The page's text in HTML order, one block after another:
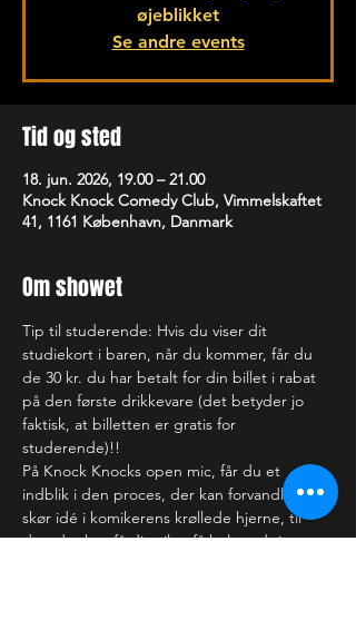
øjeblikket
Se andre events
Tid og sted
18. jun. 2026, 19.00 – 21.00
Knock Knock Comedy Club, Vimmelskaftet
41, 1161 København, Danmark
Om showet
Tip til studerende: Hvis du viser dit
studiekort i baren, når du kommer, får du
de 30 kr. du har betalt for din billet i rabat
på den første drikkevare (det betyder jo
faktisk, at billetten er gratis for
studerende)!!
På Knock Knocks open mic, får du et
indblik i den proces, der kan forvandle en
skør idé i komikerens krøllede hjerne, til
det, der kan få dig til at få helt ondt i